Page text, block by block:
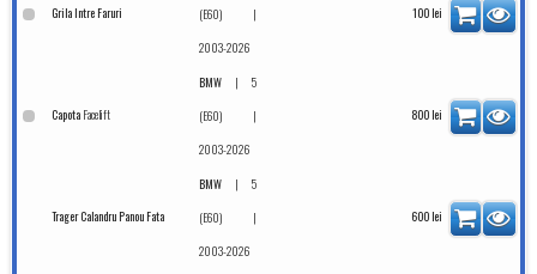
Grila Intre Faruri
(E60) |
2003-2026
100 lei
Capota Facelift
BMW |5
(E60) |
2003-2026
800 lei
Trager Calandru Panou Fata
BMW |5
(E60) |
2003-2026
600 lei